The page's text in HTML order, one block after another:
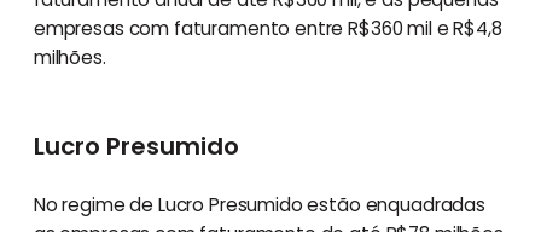
empresas com faturamento entre R$360 mil e R$4,8
milhões.
Lucro Presumido
No regime de Lucro Presumido estão enquadradas